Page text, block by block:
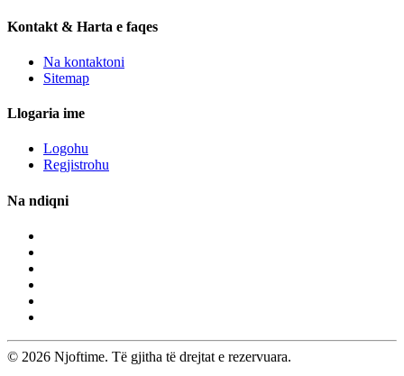
Kontakt & Harta e faqes
Na kontaktoni
Sitemap
Llogaria ime
Logohu
Regjistrohu
Na ndiqni
© 2026 Njoftime. Të gjitha të drejtat e rezervuara.